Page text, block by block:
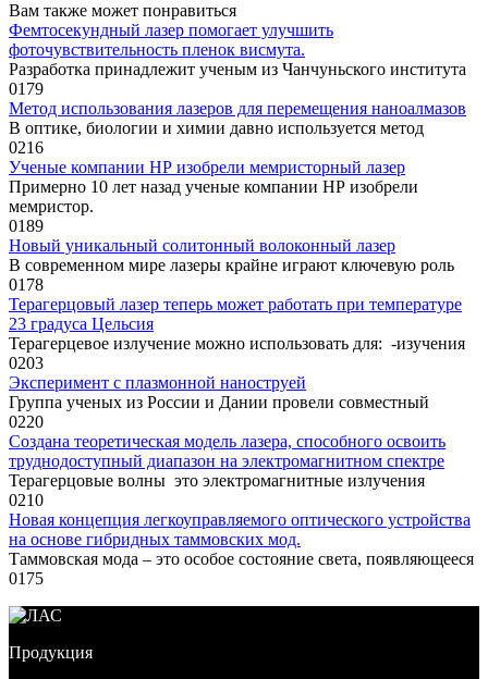
Вам также может понравиться
Фемтосекундный лазер помогает улучшить
фоточувствительность пленок висмута.
Разработка принадлежит ученым из Чанчуньского института
0179
Метод использования лазеров для перемещения наноалмазов
В оптике, биологии и химии давно используется метод
0216
Ученые компании НР изобрели мемристорный лазер
Примерно 10 лет назад ученые компании НР изобрели
мемристор.
0189
Новый уникальный солитонный волоконный лазер
В современном мире лазеры крайне играют ключевую роль
0178
Терагерцовый лазер теперь может работать при температуре
23 градуса Цельсия
Терагерцевое излучение можно использовать для: -изучения
0203
Эксперимент с плазмонной наноструей
Группа ученых из России и Дании провели совместный
0220
Создана теоретическая модель лазера, способного освоить
труднодоступный диапазон на электромагнитном спектре
Терагерцовые волны это электромагнитные излучения
0210
Новая концепция легкоуправляемого оптического устройства
на основе гибридных таммовских мод.
Таммовская мода – это особое состояние света, появляющееся
0175
Продукция